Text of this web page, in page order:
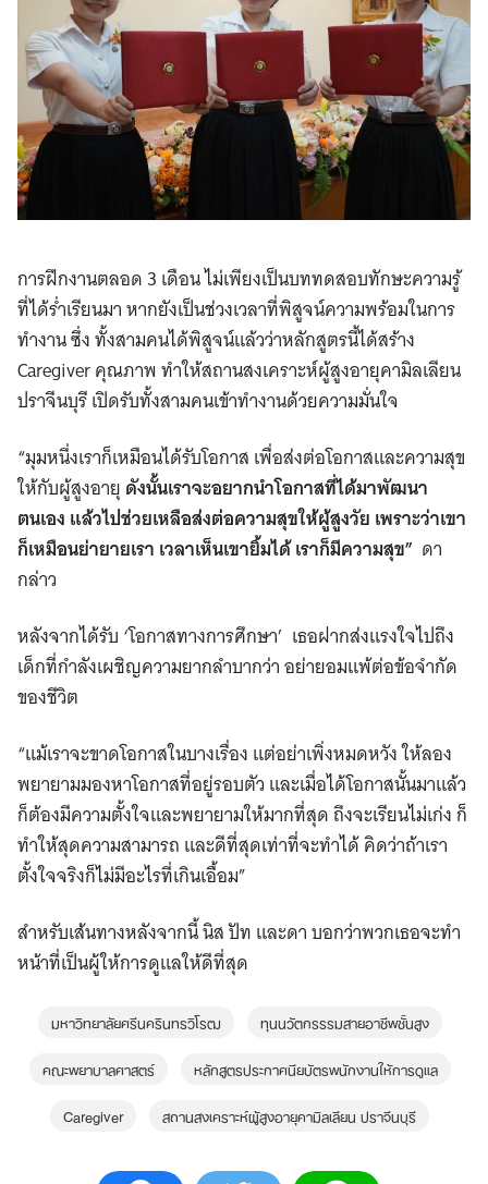
Search
for:
การฝึกงานตลอด 3 เดือน ไม่เพียงเป็นบททดสอบทักษะความรู้
ที่ได้ร่ำเรียนมา หากยังเป็นช่วงเวลาที่พิสูจน์ความพร้อมในการ
ทำงาน ซึ่ง ทั้งสามคนได้พิสูจน์แล้วว่าหลักสูตรนี้ได้สร้าง
Caregiver คุณภาพ ทำให้สถานสงเคราะห์ผู้สูงอายุคามิลเลียน
ปราจีนบุรี เปิดรับทั้งสามคนเข้าทำงานด้วยความมั่นใจ
“มุมหนึ่งเราก็เหมือนได้รับโอกาส เพื่อส่งต่อโอกาสและความสุข
ให้กับผู้สูงอายุ ดังนั้นเราจะอยากนำโอกาสที่ได้มาพัฒนา
ตนเอง แล้วไปช่วยเหลือส่งต่อความสุขให้ผู้สูงวัย เพราะว่าเขา
ก็เหมือนย่ายายเรา เวลาเห็นเขายิ้มได้ เราก็มีความสุข” ดา
กล่าว
หลังจากได้รับ ‘โอกาสทางการศึกษา’ เธอฝากส่งแรงใจไปถึง
เด็กที่กำลังเผชิญความยากลำบากว่า อย่ายอมแพ้ต่อข้อจำกัด
ของชีวิต
“แม้เราจะขาดโอกาสในบางเรื่อง แต่อย่าเพิ่งหมดหวัง ให้ลอง
พยายามมองหาโอกาสที่อยู่รอบตัว และเมื่อได้โอกาสนั้นมาแล้ว
ก็ต้องมีความตั้งใจและพยายามให้มากที่สุด ถึงจะเรียนไม่เก่ง ก็
ทำให้สุดความสามารถ และดีที่สุดเท่าที่จะทำได้ คิดว่าถ้าเรา
ตั้งใจจริงก็ไม่มีอะไรที่เกินเอื้อม”
สำหรับเส้นทางหลังจากนี้ นิส ปัท และดา บอกว่าพวกเธอจะทำ
หน้าที่เป็นผู้ให้การดูแลให้ดีที่สุด
มหาวิทยาลัยศรีนครินทรวิโรฒ
ทุนนวัตกรรรมสายอาชีพชั้นสูง
คณะพยาบาลศาสตร์
หลักสูตรประกาศนียบัตรพนักงานให้การดูแล
Caregiver
สถานสงเคราะห์ผู้สูงอายุคามิลเลียน ปราจีนบุรี